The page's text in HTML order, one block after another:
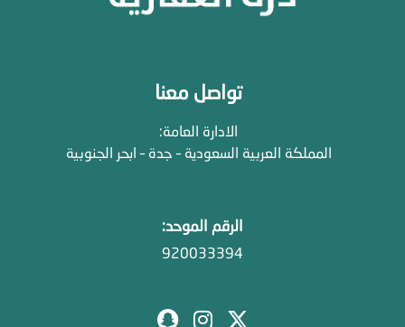
تواصل معنا
الادارة العامة:
المملكة العربية السعودية – جدة – ابحر الجنوبية
الرقم الموحد:
920033394